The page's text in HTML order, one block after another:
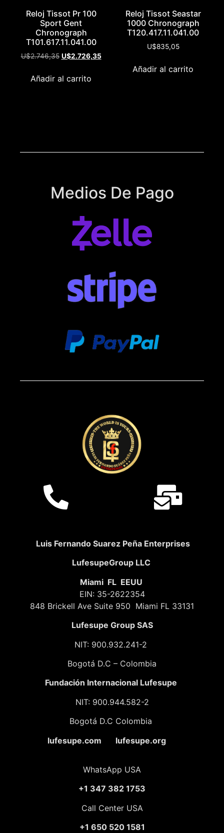
Reloj Tissot Pr 100
Sport Gent
Chronograph
T101.617.11.041.00
U$2.746,35 U$2.726,35
Añadir al carrito
Reloj Tissot Seastar
1000 Chronograph
T120.417.11.041.00
U$835,05
Añadir al carrito
Medios De Pago
Luis Fernando Suarez Peña Enterprises
LufesupeGroup LLC
Miami FL EEUU
EIN: 35-2622354
848 Brickell Ave Suite 950 Miami FL 33131
Lufesupe Group SAS
NIT: 900.932.241-2
Bogotá D.C – Colombia
Fundación Internacional Lufesupe
NIT: 900.944.582-2
Bogotá D.C Colombia
lufesupe.com lufesupe.org
WhatsApp USA
+1 347 382 1753
Call Center USA
+1 650 520 1581